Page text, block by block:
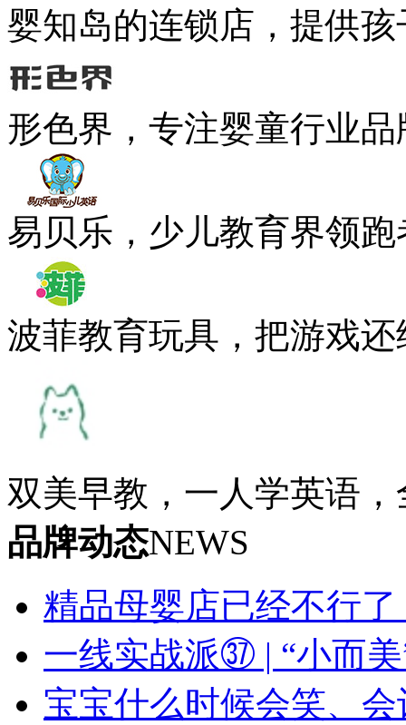
婴知岛的连锁店，提供
形色界，专注婴童行业品
易贝乐，少儿教育界领跑
波菲教育玩具，把游戏还
双美早教，一人学英语，
品牌动态NEWS
精品母婴店已经不行了
一线实战派㊲ | “小而
宝宝什么时候会笑、